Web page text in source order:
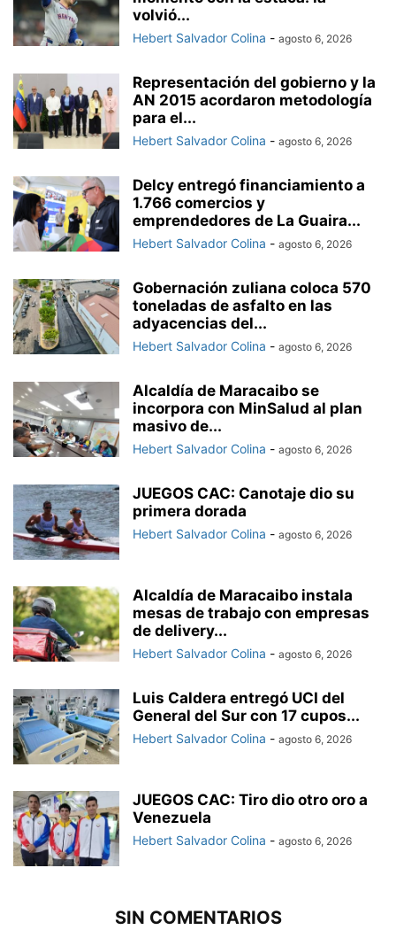
volvió...
Hebert Salvador Colina - agosto 6, 2026
Representación del gobierno y la
AN 2015 acordaron metodología
para el...
Hebert Salvador Colina - agosto 6, 2026
Delcy entregó financiamiento a
1.766 comercios y
emprendedores de La Guaira...
Hebert Salvador Colina - agosto 6, 2026
Gobernación zuliana coloca 570
toneladas de asfalto en las
adyacencias del...
Hebert Salvador Colina - agosto 6, 2026
Alcaldía de Maracaibo se
incorpora con MinSalud al plan
masivo de...
Hebert Salvador Colina - agosto 6, 2026
JUEGOS CAC: Canotaje dio su
primera dorada
Hebert Salvador Colina - agosto 6, 2026
Alcaldía de Maracaibo instala
mesas de trabajo con empresas
de delivery...
Hebert Salvador Colina - agosto 6, 2026
Luis Caldera entregó UCI del
General del Sur con 17 cupos...
Hebert Salvador Colina - agosto 6, 2026
JUEGOS CAC: Tiro dio otro oro a
Venezuela
Hebert Salvador Colina - agosto 6, 2026
SIN COMENTARIOS